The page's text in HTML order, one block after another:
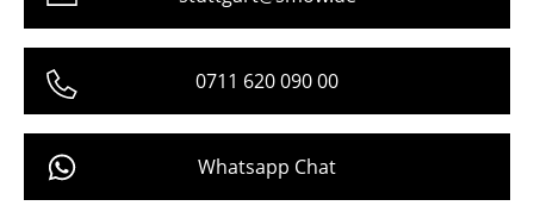
Freiburg
Hamburg
Hannover
Kempten
0711 620 090 00
Whatsapp Chat